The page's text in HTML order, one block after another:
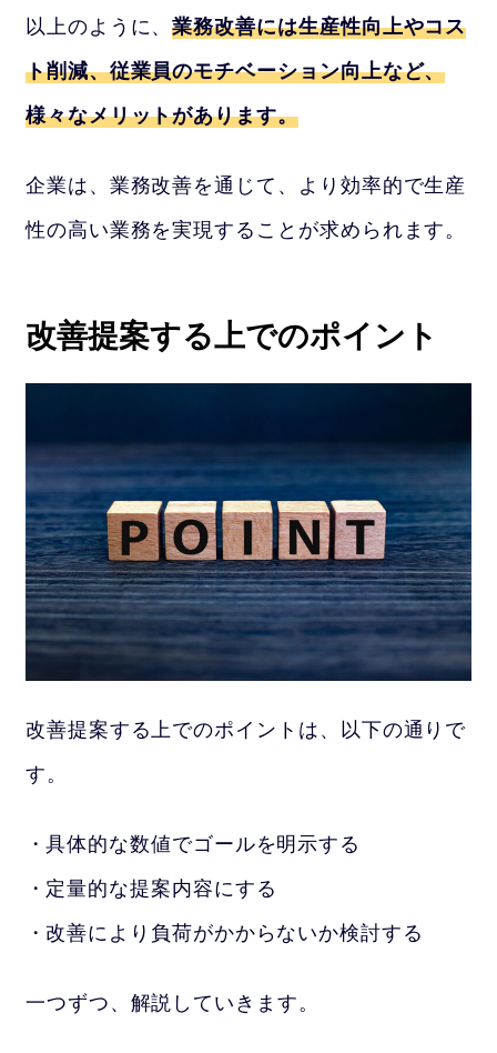
以上のように、業務改善には生産性向上やコス
ト削減、従業員のモチベーション向上など、
様々なメリットがあります。
企業は、業務改善を通じて、より効率的で生産
性の高い業務を実現することが求められます。
改善提案する上でのポイント
改善提案する上でのポイントは、以下の通りで
す。
具体的な数値でゴールを明示する
定量的な提案内容にする
改善により負荷がかからないか検討する
一つずつ、解説していきます。